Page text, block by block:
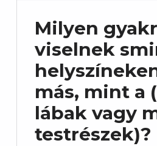
Milyen
viselnek
más, mint a
lábak vagy
testrészek)?